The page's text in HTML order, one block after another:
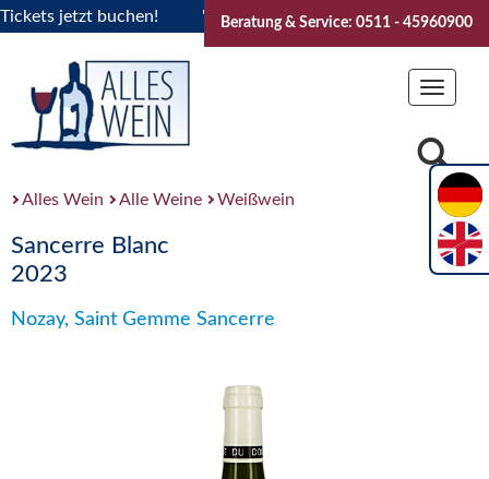
jetzt buchen! "Das Sommerfest 2026" Vive la
Beratung & Service: 0511 - 45960900
Toggle
Alles Wein Alle Weine Weißwein
Sancerre Blanc
2023
Nozay, Saint Gemme Sancerre